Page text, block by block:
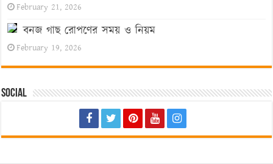
February 21, 2026
বনজ গাছ রোপণের সময় ও নিয়ম
February 19, 2026
Social